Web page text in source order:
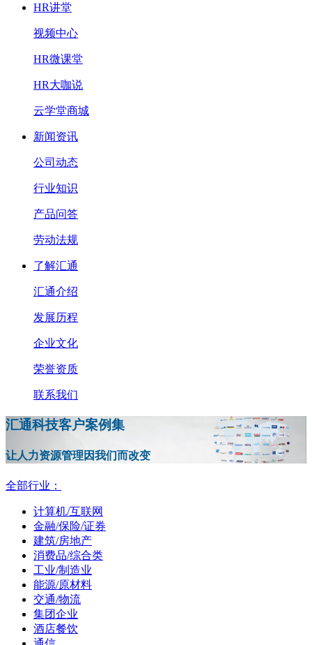
HR讲堂
视频中心
HR微课堂
HR大咖说
云学堂商城
新闻资讯
公司动态
行业知识
产品问答
劳动法规
了解汇通
汇通介绍
发展历程
企业文化
荣誉资质
联系我们
汇通科技客户案例集
让人力资源管理因我们而改变
全部行业：
计算机/互联网
金融/保险/证券
建筑/房地产
消费品/综合类
工业/制造业
能源/原材料
交通/物流
集团企业
酒店餐饮